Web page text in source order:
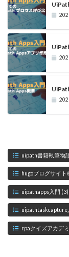
uipath書籍執筆物
hugoブログサイト
uipathapps入門 (3)
uipathtaskcapture
rpaクイズアカデ